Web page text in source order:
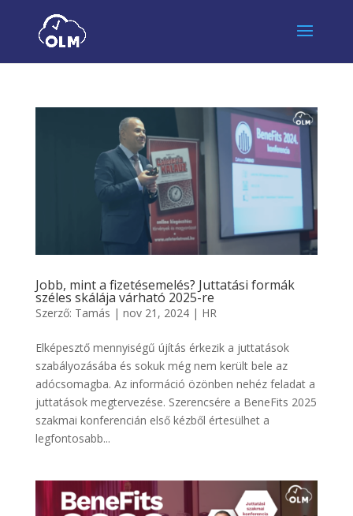
Jobb, mint a fizetésemelés? Juttatási formák
széles skálája várható 2025-re
Szerző: Tamás | nov 21, 2024| HR
Elképesztő mennyiségű újítás érkezik a juttatások
szabályozásába és sokuk még nem került bele az
adócsomagba. Az információ özönben nehéz feladat a
juttatások megtervezése. Szerencsére a BeneFits 2025
szakmai konferencián első kézből értesülhet a
legfontosabb...